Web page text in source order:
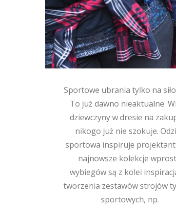
Sportowe ubrania tylko na
To już dawno nieaktualne.
dziewczyny w dresie na
nikogo już nie szokuje.
sportowa inspiruje
najnowsze kolekcje
wybiegów są z kolei
tworzenia zestawów strojów
sportowych, np.